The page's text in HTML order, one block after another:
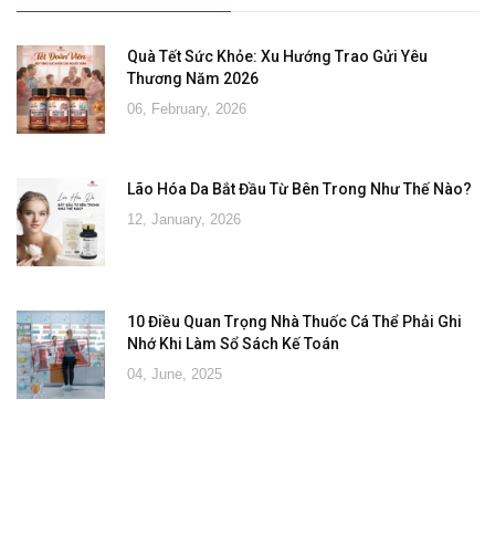
Quà Tết Sức Khỏe: Xu Hướng Trao Gửi Yêu
Thương Năm 2026
06, February, 2026
Lão Hóa Da Bắt Đầu Từ Bên Trong Như Thế Nào?
12, January, 2026
10 Điều Quan Trọng Nhà Thuốc Cá Thể Phải Ghi
Nhớ Khi Làm Sổ Sách Kế Toán
04, June, 2025